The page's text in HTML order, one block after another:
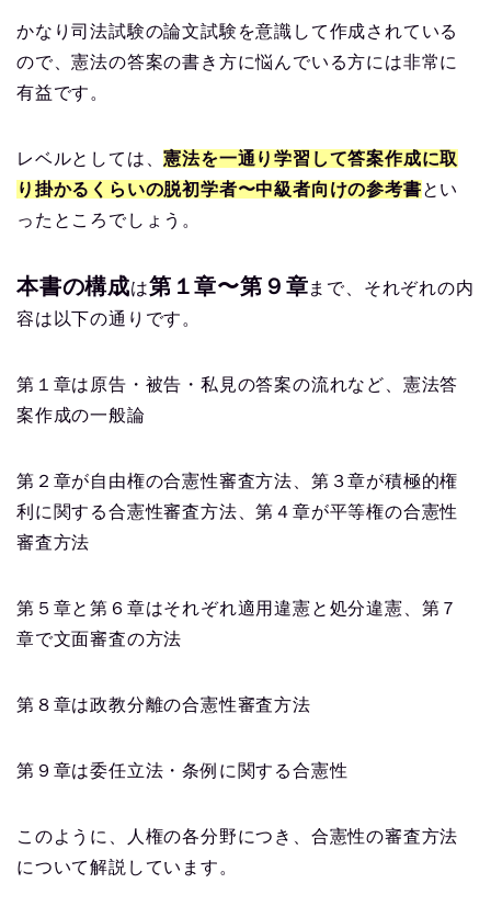
かなり司法試験の論文試験を意識して作成されている
ので、憲法の答案の書き方に悩んでいる方には非常に
有益です。
レベルとしては、憲法を一通り学習して答案作成に取
り掛かるくらいの脱初学者〜中級者向けの参考書とい
ったところでしょう。
本書の構成は第１章〜第９章まで、それぞれの内
容は以下の通りです。
第１章は原告・被告・私見の答案の流れなど、憲法答
案作成の一般論
第２章が自由権の合憲性審査方法、第３章が積極的権
利に関する合憲性審査方法、第４章が平等権の合憲性
審査方法
第５章と第６章はそれぞれ適用違憲と処分違憲、第７
章で文面審査の方法
第８章は政教分離の合憲性審査方法
第９章は委任立法・条例に関する合憲性
このように、人権の各分野につき、合憲性の審査方法
について解説しています。